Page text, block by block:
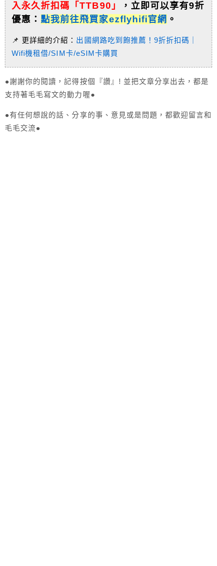
入永久折扣碼「TTB90」
， 立即可以享有9折
優惠： 點我前往飛買家ezflyhifi官網 。
📌 更詳細的介紹： 出國網路吃到飽推薦！9折折扣碼｜
Wifi機租借/SIM卡/eSIM卡購買
●謝謝你的閱讀，記得按個『讚』! 並把文章分享出去，都是
支持著毛毛寫文的動力喔●
●有任何想說的話、分享的事、意見或是問題，都歡迎留言和
毛毛交流●